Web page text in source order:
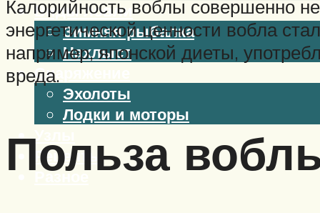
Виды ловли
Зимняя рыбалка
Нахлыст
Снаряжение
Эхолоты
Лодки и моторы
Узлы
Рецепты
Разное
Калорийность воблы совершенно
энергетической ценности вобла
например, японской диеты,
вреда.
Польза